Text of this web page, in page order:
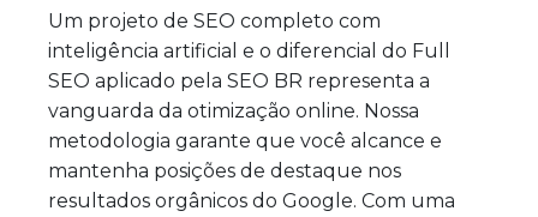
Um projeto de SEO completo com
inteligência artificial e o diferencial do Full
SEO aplicado pela SEO BR representa a
vanguarda da otimização online. Nossa
metodologia garante que você alcance e
mantenha posições de destaque nos
resultados orgânicos do Google. Com uma